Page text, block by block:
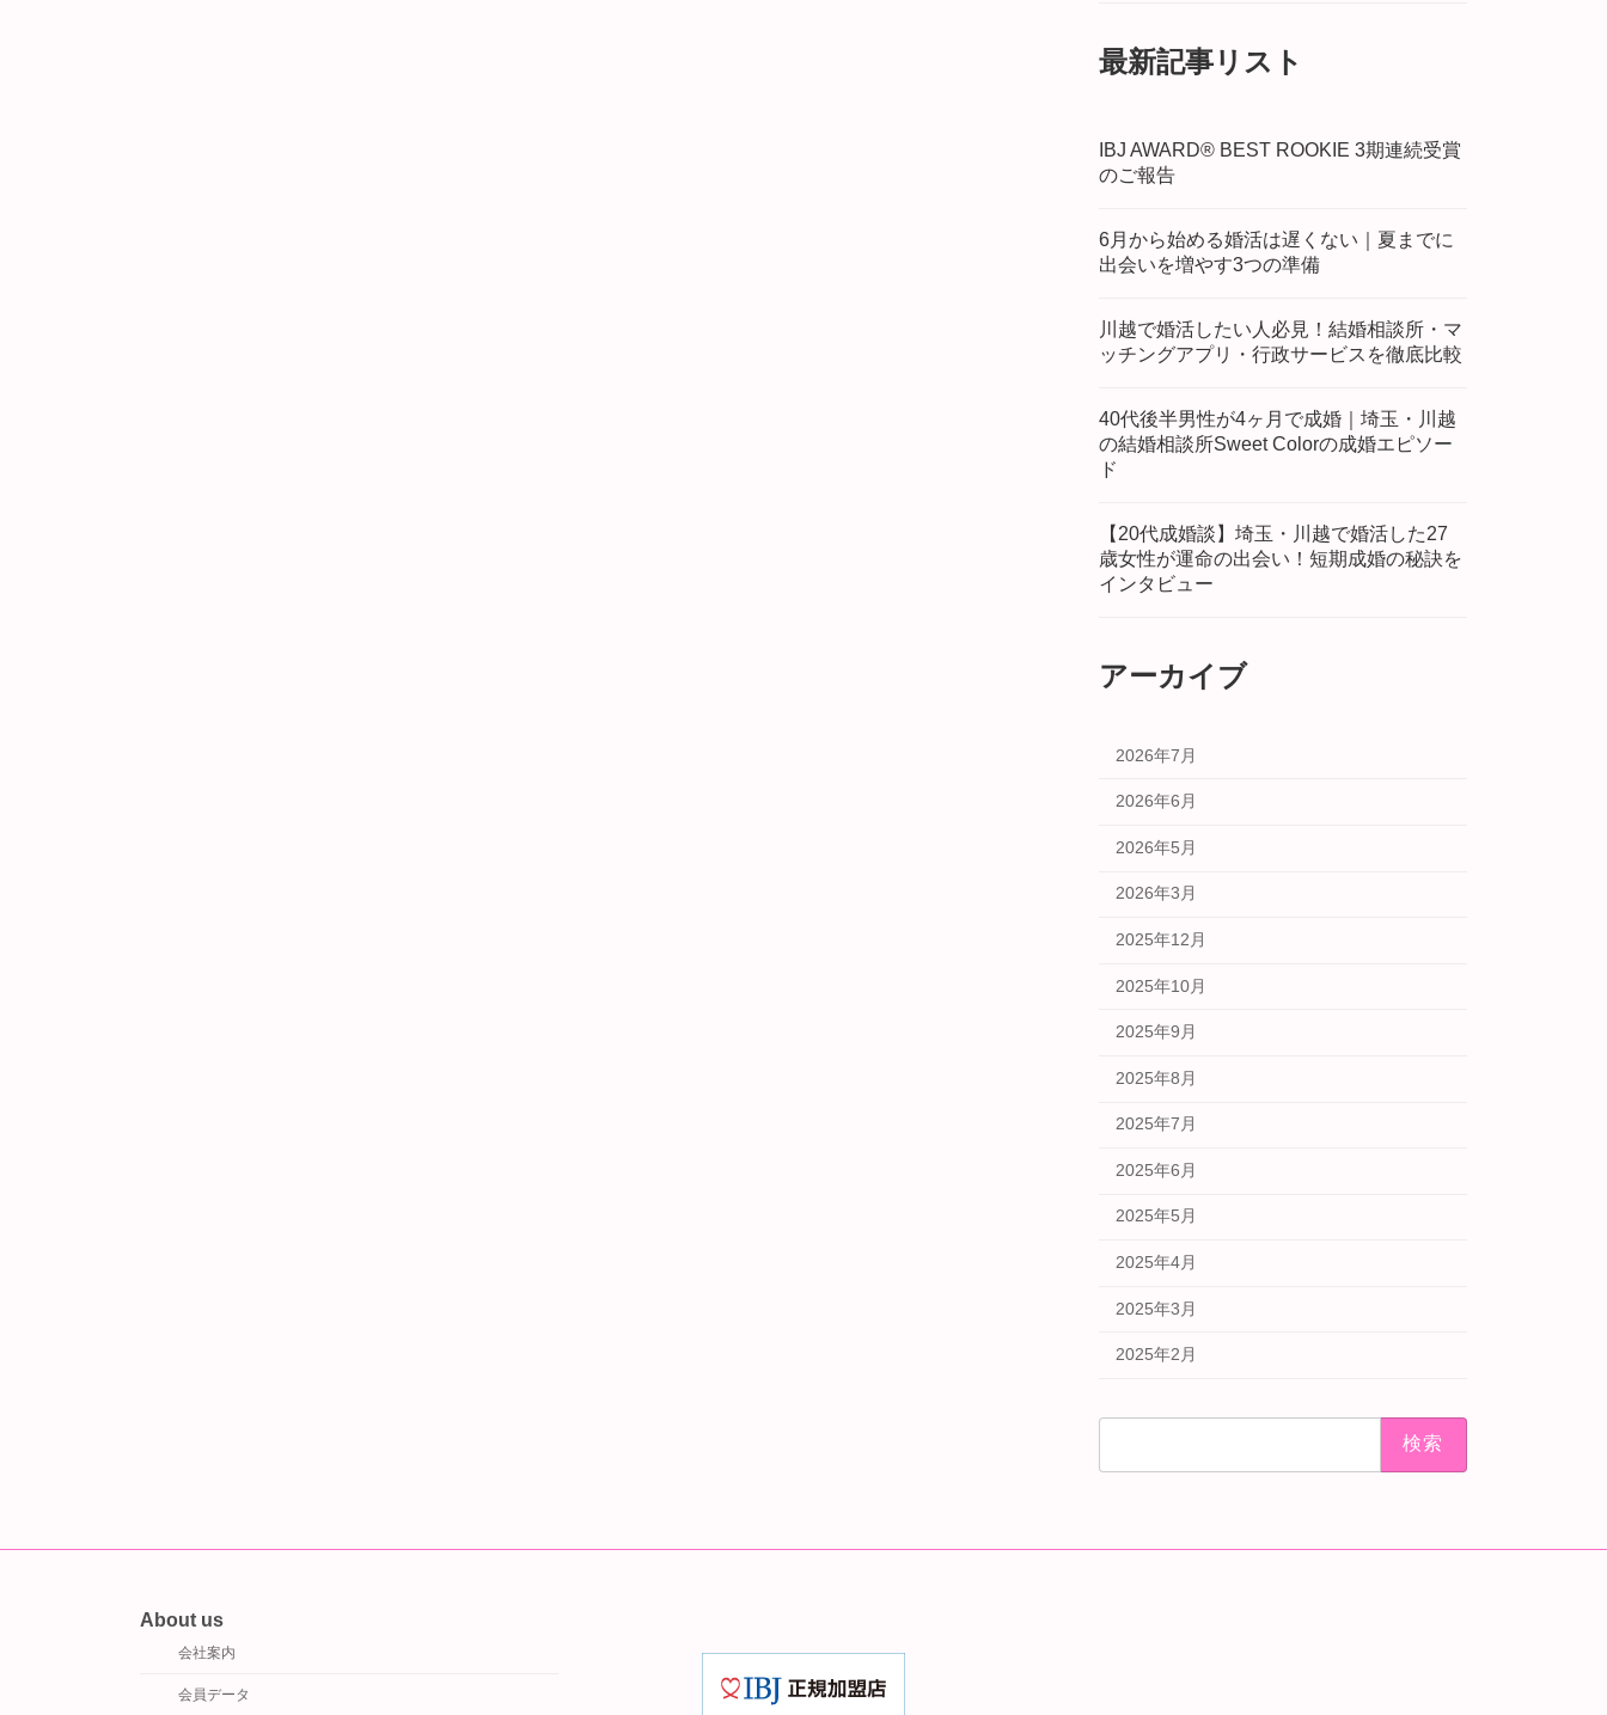
最新記事リスト
IBJ AWARD® BEST ROOKIE 3期連続受賞
のご報告
6月から始める婚活は遅くない｜夏までに
出会いを増やす3つの準備
川越で婚活したい人必見！結婚相談所・マ
ッチングアプリ・行政サービスを徹底比較
40代後半男性が4ヶ月で成婚｜埼玉・川越
の結婚相談所Sweet Colorの成婚エピソー
ド
【20代成婚談】埼玉・川越で婚活した27
歳女性が運命の出会い！短期成婚の秘訣を
インタビュー
アーカイブ
2026年7月
2026年6月
2026年5月
2026年3月
2025年12月
2025年10月
2025年9月
2025年8月
2025年7月
2025年6月
2025年5月
2025年4月
2025年3月
2025年2月
About us
会社案内
会員データ